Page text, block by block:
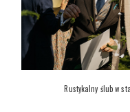
Rustykalny ślub w
PORTFOLIO
O MNIE